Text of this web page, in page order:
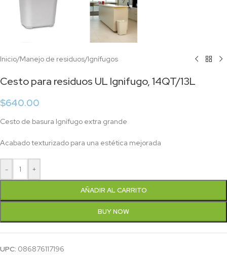
Inicio/Manejo de residuos/Ignífugos
Cesto para residuos UL Ignifugo, 14QT/13L
$640.00
Cesto de basura Ignífugo extra grande
Acabado texturizado para una estética mejorada
- +
AÑADIR AL CARRITO
BUY NOW
UPC: 086876117196